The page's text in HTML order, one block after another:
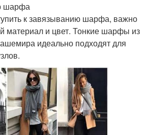
шарфа
к завязыванию шарфа, важно
материал и цвет. Тонкие шарфы из
идеально подходят для